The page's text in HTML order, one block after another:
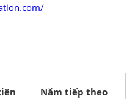
Năm tiếp theo